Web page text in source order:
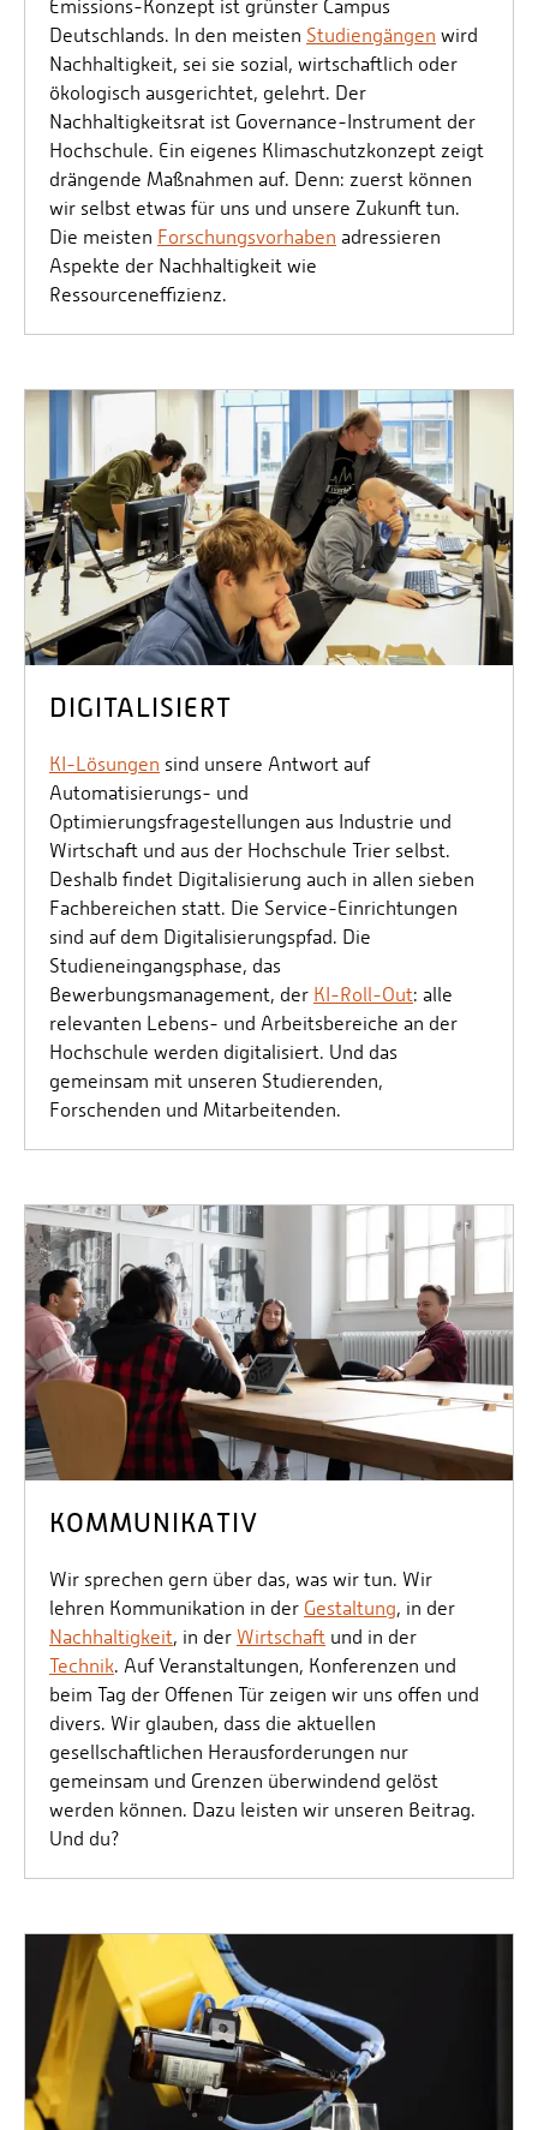
Emissions-Konzept ist grünster Campus
Deutschlands. In den meisten Studiengängen wird
Nachhaltigkeit, sei sie sozial, wirtschaftlich oder
ökologisch ausgerichtet, gelehrt. Der
Nachhaltigkeitsrat ist Governance-Instrument der
Hochschule. Ein eigenes Klimaschutzkonzept zeigt
drängende Maßnahmen auf. Denn: zuerst können
wir selbst etwas für uns und unsere Zukunft tun.
Die meisten Forschungsvorhaben adressieren
Aspekte der Nachhaltigkeit wie
Ressourceneffizienz.
DIGITALISIERT
KI-Lösungen sind unsere Antwort auf
Automatisierungs- und
Optimierungsfragestellungen aus Industrie und
Wirtschaft und aus der Hochschule Trier selbst.
Deshalb findet Digitalisierung auch in allen sieben
Fachbereichen statt. Die Service-Einrichtungen
sind auf dem Digitalisierungspfad. Die
Studieneingangsphase, das
Bewerbungsmanagement, der KI-Roll-Out: alle
relevanten Lebens- und Arbeitsbereiche an der
Hochschule werden digitalisiert. Und das
gemeinsam mit unseren Studierenden,
Forschenden und Mitarbeitenden.
KOMMUNIKATIV
Wir sprechen gern über das, was wir tun. Wir
lehren Kommunikation in der Gestaltung, in der
Nachhaltigkeit, in der Wirtschaft und in der
Technik. Auf Veranstaltungen, Konferenzen und
beim Tag der Offenen Tür zeigen wir uns offen und
divers. Wir glauben, dass die aktuellen
gesellschaftlichen Herausforderungen nur
gemeinsam und Grenzen überwindend gelöst
werden können. Dazu leisten wir unseren Beitrag.
Und du?